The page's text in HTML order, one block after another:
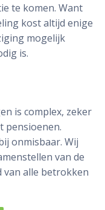
te komen. Want
kost altijd enige
mogelijk
is.
is complex, zeker
pensioenen.
onmisbaar. Wij
van de
alle betrokken